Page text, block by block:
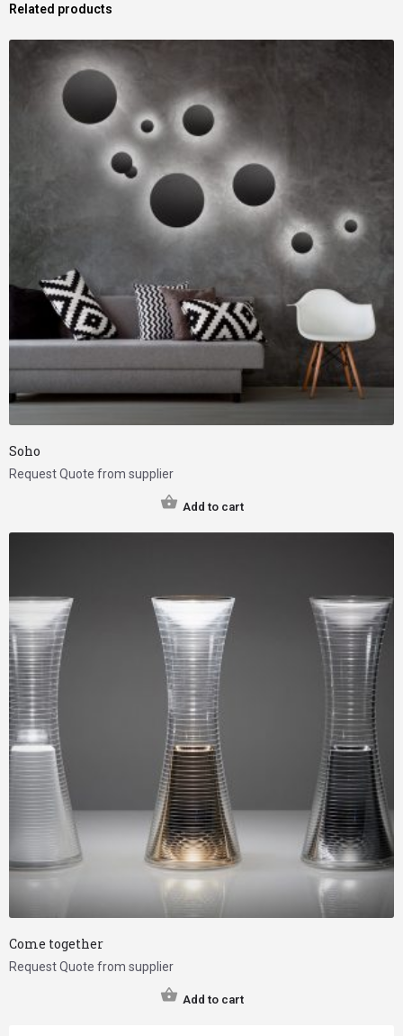
Related products
Soho
Request Quote from supplier
Add to cart
Come together
Request Quote from supplier
Add to cart